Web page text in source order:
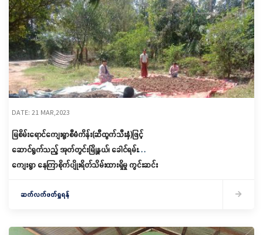
DATE: 21 MAR,2023
မြစိမ်းရောင်ကျေးရွာစီမံကိန်း(ဆီထွက်သီးနှံ)ဖြင့်
ဆောင်ရွက်သည့် အုတ်တွင်းမြို့နယ်၊ ခေါင်ရမ်း
ကျေးရွာ နေကြာစိုက်ပျိုးရိတ်သိမ်းထားရှိမှု ကွင်းဆင်း
ဆက်လက်ဖတ်ရှုရန်